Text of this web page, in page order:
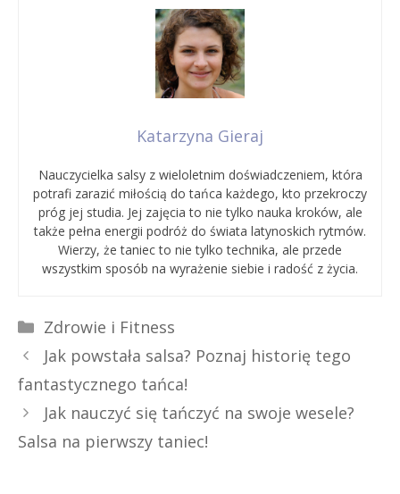
Katarzyna Gieraj
Nauczycielka salsy z wieloletnim doświadczeniem, która
potrafi zarazić miłością do tańca każdego, kto przekroczy
próg jej studia. Jej zajęcia to nie tylko nauka kroków, ale
także pełna energii podróż do świata latynoskich rytmów.
Wierzy, że taniec to nie tylko technika, ale przede
wszystkim sposób na wyrażenie siebie i radość z życia.
Kategorie
Zdrowie i Fitness
Jak powstała salsa? Poznaj historię tego
fantastycznego tańca!
Jak nauczyć się tańczyć na swoje wesele?
Salsa na pierwszy taniec!